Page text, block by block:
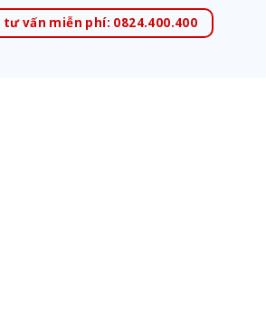
vấn miễn phí: 0824.400.400